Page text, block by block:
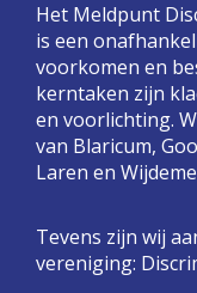
Het Meldpunt
is een
voorkomen en
kerntaken zijn
en voorlichting.
van Blaricum,
Laren en
Tevens zijn wij
vereniging: